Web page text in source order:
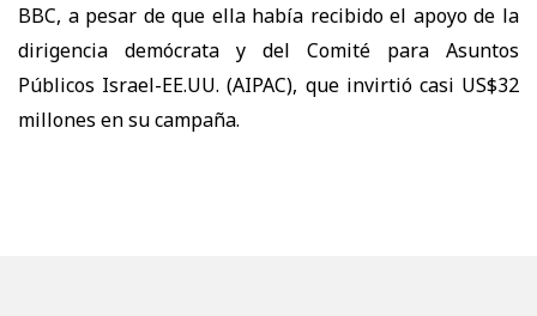
BBC, a pesar de que ella había recibido el apoyo de la
dirigencia demócrata y del Comité para Asuntos
Públicos Israel-EE.UU. (AIPAC), que invirtió casi US$32
millones en su campaña.